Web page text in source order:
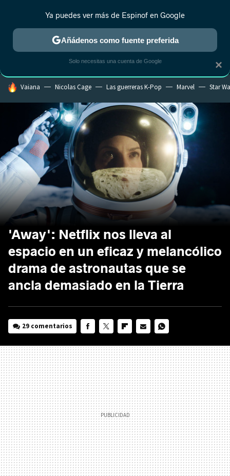
MENÚ NUEVO
ESTRENOS REALITY ANIME RANKINGS CINE
HOY SE HABLA DE
Vaiana Nicolas Cage Las guerreras K-Pop Marvel Star
'Away': Netflix nos lleva al
espacio en un eficaz y melancólico
drama de astronautas que se
ancla demasiado en la Tierra
29 comentarios
MAIL
×
Ya puedes ver más de Espinof en Google
Añádenos como fuente preferida
Solo necesitas una cuenta de Google